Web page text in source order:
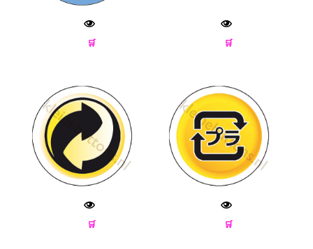
🛒 🛒
🛒 🛒